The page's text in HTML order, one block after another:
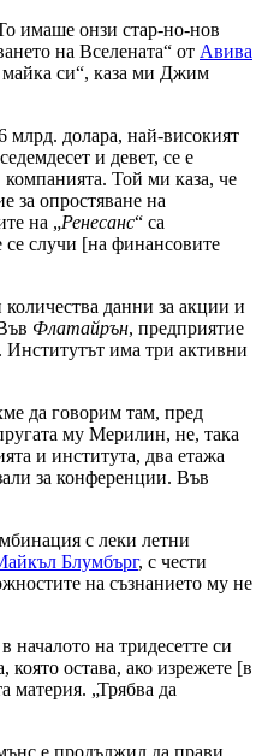
имаше онзи стар-но-нов
на Вселената“ от Авива
майка си“, каза ми Джим
млрд. долара, най-високият
и девет, се е
компанията. Той ми каза, че
за опростяване на
на „Ренесанс“ са
се случи [на финансовите
количества данни за акции и
Флатайрън, предприятие
Институтът има три активни
да говорим там, пред
му Мерилин, не, така
и института, два етажа
за конференции. Във
с леки летни
Блумбърг, с чести
на съзнанието му не
началото на тридесетте си
остава, ако изрежете [в
материя. „Трябва да
е продължил да прави